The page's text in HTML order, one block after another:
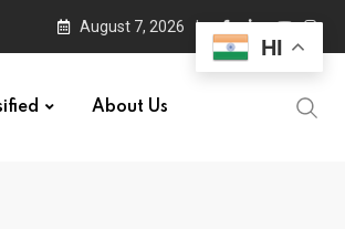
August 7, 2026
About Us
HI